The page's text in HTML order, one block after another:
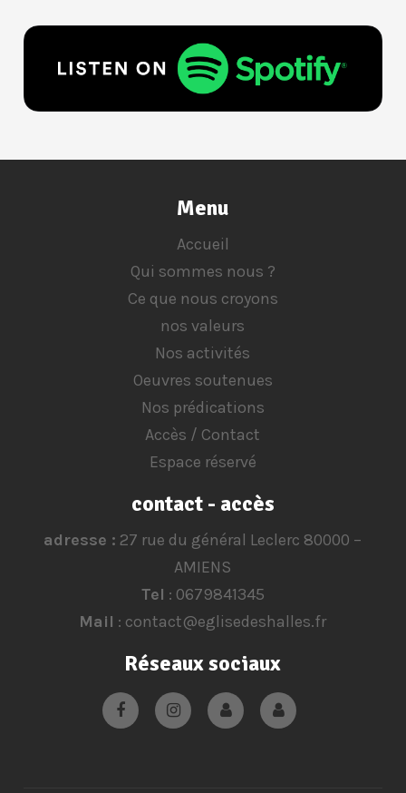
Menu
Accueil
Qui sommes nous ?
Ce que nous croyons
nos valeurs
Nos activités
Oeuvres soutenues
Nos prédications
Accès / Contact
Espace réservé
contact - accès
adresse : 27 rue du général Leclerc 80000 –
AMIENS
Tel : 0679841345
Mail : contact@eglisedeshalles.fr
Réseaux sociaux